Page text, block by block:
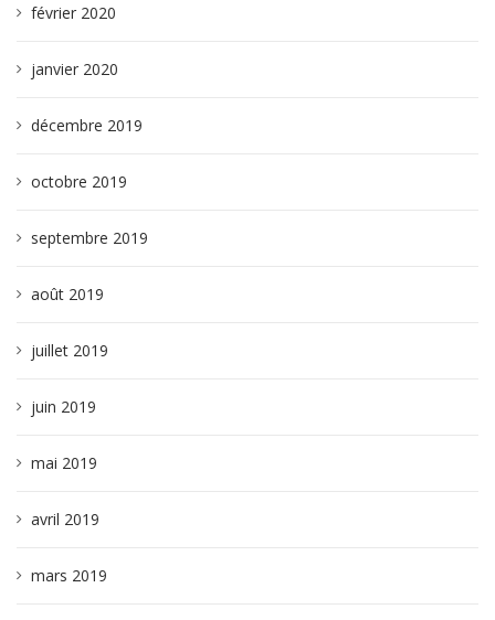
février 2020
janvier 2020
décembre 2019
octobre 2019
septembre 2019
août 2019
juillet 2019
juin 2019
mai 2019
avril 2019
mars 2019